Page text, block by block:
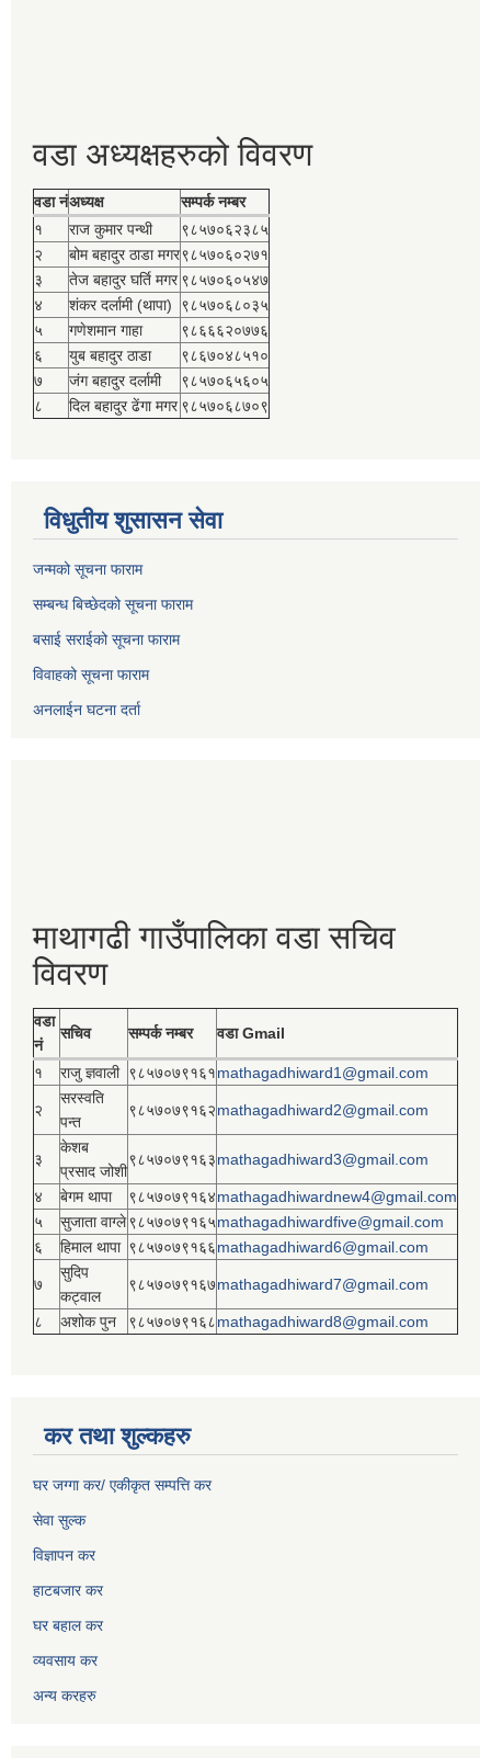
वडा अध्यक्षहरुको विवरण
वडा नंअध्यक्ष
सम्पर्क नम्बर
१
राज कुमार पन्थी
९८५७०६२३८५
२
बोम बहादुर ठाडा मगर९८५७०६०२७१
३
तेज बहादुर घर्ति मगर ९८५७०६०५४७
४
शंकर दर्लामी (थापा)
९८५७०६८०३५
५
गणेशमान गाहा
९८६६६२०७७६
६
युब बहादुर ठाडा
९८६७०४८५१०
७
जंग बहादुर दर्लामी
९८५७०६५६०५
८
दिल बहादुर ढेंगा मगर ९८५७०६८७०९
विधुतीय शुसासन सेवा
जन्मको सूचना फाराम
सम्बन्ध बिच्छेदको सूचना फाराम
बसाई सराईको सूचना फाराम
विवाहको सूचना फाराम
अनलाईन घटना दर्ता
माथागढी गाउँपालिका वडा सचिव
विवरण
वडा
नं
सचिव सम्पर्क नम्बर वडा Gmail
१ राजु ज्ञवाली ९८५७०७९१६१mathagadhiward1@gmail.com
२
सरस्वति
पन्त
९८५७०७९१६२mathagadhiward2@gmail.com
३
केशब
प्रसाद जोशी
९८५७०७९१६३mathagadhiward3@gmail.com
४ बेगम थापा ९८५७०७९१६४mathagadhiwardnew4@gmail.com
५
सुजाता वाग्ले९८५७०७९१६५mathagadhiwardfive@gmail.com
६
हिमाल थापा ९८५७०७९१६६mathagadhiward6@gmail.com
७
सुदिप
कट्वाल
९८५७०७९१६७mathagadhiward7@gmail.com
८ अशोक पुन ९८५७०७९१६८mathagadhiward8@gmail.com
कर तथा शुल्कहरु
घर जग्गा कर/ एकीकृत सम्पत्ति कर
सेवा सुल्क
विज्ञापन कर
हाटबजार कर
घर बहाल कर
व्यवसाय कर
अन्य करहरु